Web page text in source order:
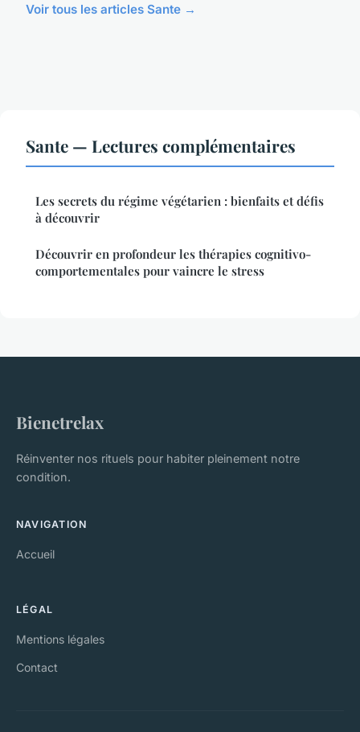
Voir tous les articles Sante →
Sante — Lectures complémentaires
Les secrets du régime végétarien : bienfaits et défis
à découvrir
Découvrir en profondeur les thérapies cognitivo-
comportementales pour vaincre le stress
Bienetrelax
Réinventer nos rituels pour habiter pleinement notre
condition.
NAVIGATION
Accueil
LÉGAL
Mentions légales
Contact